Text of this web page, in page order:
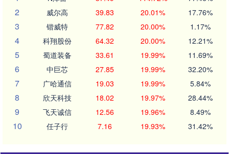
2 威尔高 39.83 20.01% 17.76%
3 锴威特 77.82 20.00% 1.17%
4 科翔股份 64.32 20.00% 12.21%
5 蜀道装备 33.61 19.99% 11.69%
6 中巨芯 27.85 19.99% 32.20%
7 广哈通信 19.03 19.99% 5.84%
8 欣天科技 18.02 19.97% 28.44%
9 飞天诚信 12.56 19.96% 8.49%
10 任子行 7.16 19.93% 31.42%